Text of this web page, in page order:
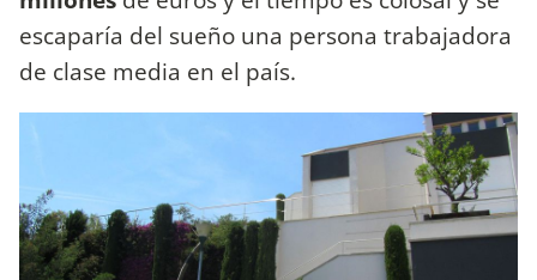
escaparía del sueño una persona trabajadora
de clase media en el país.